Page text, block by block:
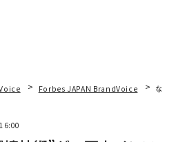
Forbes JAPAN BrandVoice なぜ